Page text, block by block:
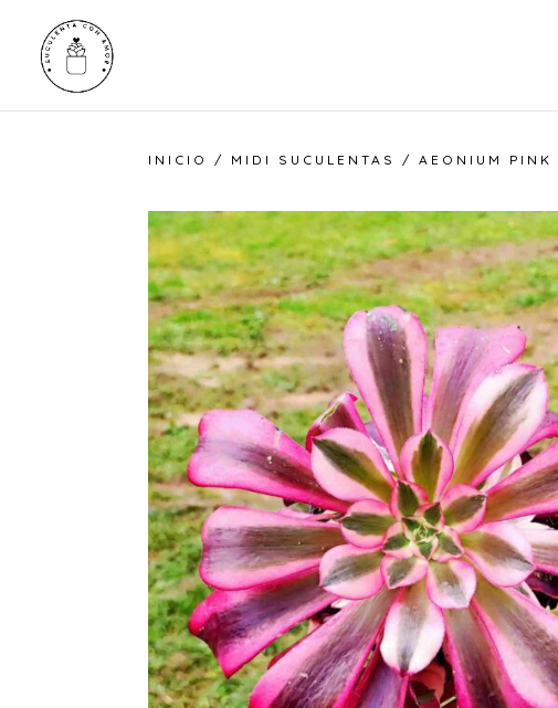
INICIO / MIDI SUCULENTAS / AEONIUM PINK